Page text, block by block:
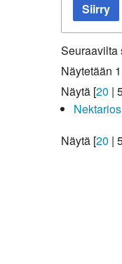
Siirry
Seuraavilta
Näytetään
Näytä [20 |
Näytä [20 |